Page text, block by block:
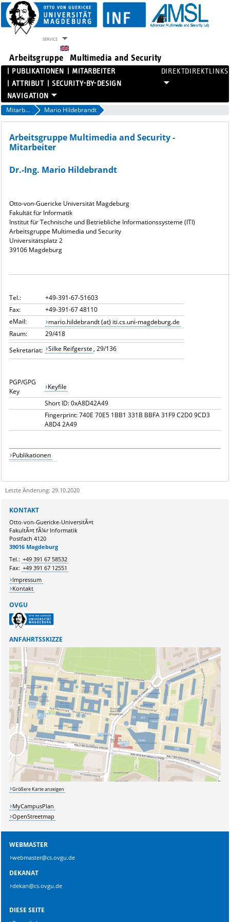
Arbeitsgruppe Multimedia and Security
SERVICE
PUBLIKATIONEN
MITARBEITER
ATTRIBUT
SECURITY-BY-DESIGN
PROJEKTE
PUBLIKATIONEN
MITARBEITER
ATTRIBUT
DIREKTLINKS
Mitarbeiter Mario Hildebrandt
Arbeitsgruppe Multimedia and Security -
Mitarbeiter
Dr.-Ing. Mario Hildebrandt
Otto-von-Guericke Universität Magdeburg
Fakultät für Informatik
Institut für Technische und Betriebliche Informationssysteme (ITI)
Arbeitsgruppe Multimedia und Security
Universitätsplatz 2
39106 Magdeburg
Tel.:
+49-391-67-51603
Fax:
+49-391-67 48110
eMail:
mario.hildebrandt (at) iti.cs.uni-magdeburg.de
Raum:
29/418
Sekretariat:
Silke Reifgerste, 29/136
PGP/GPG
Key
Keyfile
Short ID: 0xA8D42A49
Fingerprint: 740E 70E5 1BB1 331B BBFA 31F9 C2D0 9CD3
A8D4 2A49
Publikationen
Letzte Änderung: 29.10.2020
Ihre E-Mailadresse:
Ihr Anliegen:
Sicherheitsabfrage:
Lösung:
OVGU
KONTAKT
Otto-von-Guericke-UniversitÃ¤t
FakultÃ¤t fÃ¼r Informatik
Postfach 4120
39016 Magdeburg
Tel.: +49 391 67 58532
Fax: +49 391 67 12551
Impressum
Kontakt
ANFAHRTSSKIZZE
Größere Karte anzeigen
MyCampusPlan
OpenStreetmap
WEBMASTER
webmaster@cs.ovgu.de
DEKANAT
dekan@cs.ovgu.de
DIESE SEITE